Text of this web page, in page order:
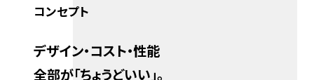
コンセプト
デザイン・コスト・性能
全部が「ちょうどいい」。